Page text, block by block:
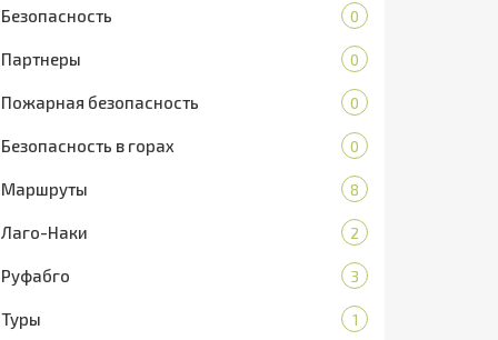
Безопасность 0
Партнеры 0
Пожарная безопасность 0
Безопасность в горах 0
Маршруты 8
Лаго-Наки 2
Руфабго 3
Туры 1